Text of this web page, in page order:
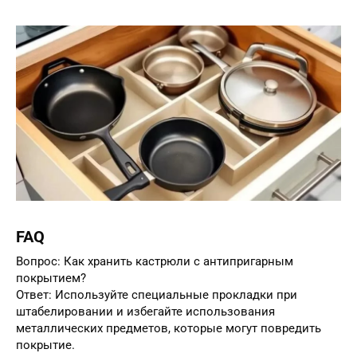
FAQ
Вопрос: Как хранить кастрюли с антипригарным
покрытием?
Ответ: Используйте специальные прокладки при
штабелировании и избегайте использования
металлических предметов, которые могут повредить
покрытие.